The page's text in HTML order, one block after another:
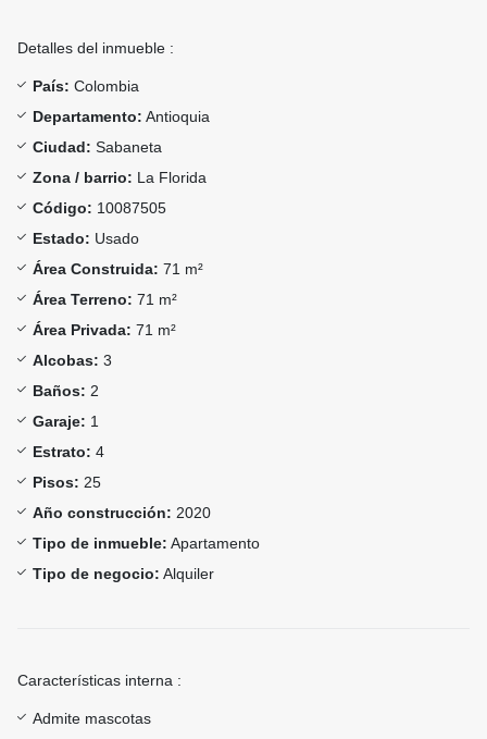
Detalles del inmueble :
País: Colombia
Departamento: Antioquia
Ciudad: Sabaneta
Zona / barrio: La Florida
Código: 10087505
Estado: Usado
Área Construida: 71 m²
Área Terreno: 71 m²
Área Privada: 71 m²
Alcobas: 3
Baños: 2
Garaje: 1
Estrato: 4
Pisos: 25
Año construcción: 2020
Tipo de inmueble: Apartamento
Tipo de negocio: Alquiler
Características interna :
Admite mascotas